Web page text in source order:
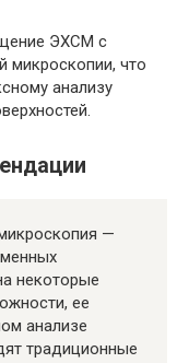
ЭХСМ с
микроскопии, что
анализу
—
некоторые
ее
анализе
традиционные